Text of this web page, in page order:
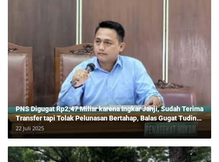
PNS Digugat Rp2,47 Miliar karena Ingkar Janji, Sudah Terima
Transfer tapi Tolak Pelunasan Bertahap, Balas Gugat Tuding
Lawan Tipu Rp850 Juta
22 Juli 2025